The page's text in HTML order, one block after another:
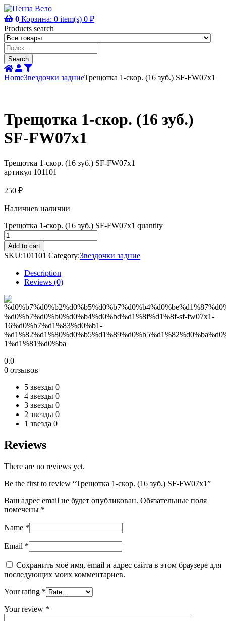
0 Корзина: 0 item(s) 0 ₽
Products search
Search
HomeЗвездочки задниеТрещотка 1-скор. (16 зуб.) SF-FW07x1
Трещотка 1-скор. (16 зуб.)
SF-FW07x1
Трещотка 1-скор. (16 зуб.) SF-FW07x1
артикул 101101
250 ₽
Наличиев наличии
Трещотка 1-скор. (16 зуб.) SF-FW07x1 quantity
Add to cart
SKU:101101 Category:Звездочки задние
Description
Reviews (0)
0.0
0 отзывов
5 звезды 0
4 звезды 0
3 звезды 0
2 звезды 0
1 звезда 0
Reviews
There are no reviews yet.
Be the first to review “Трещотка 1-скор. (16 зуб.) SF-FW07x1”
Ваш адрес email не будет опубликован. Обязательные поля
помечены *
Name *
Email *
Сохранить моё имя, email и адрес сайта в этом браузере для
последующих моих комментариев.
Your rating *
Your review *